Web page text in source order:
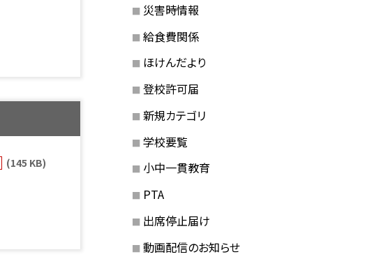
(145 KB)
災害時情報
給食費関係
ほけんだより
登校許可届
新規カテゴリ
学校要覧
小中一貫教育
PTA
出席停止届け
動画配信のお知らせ